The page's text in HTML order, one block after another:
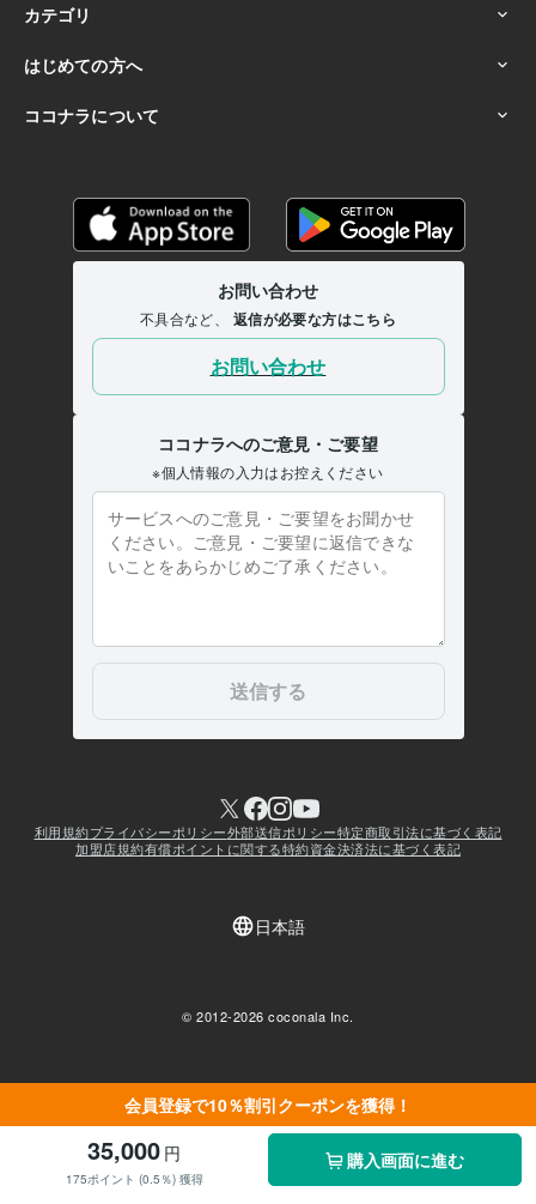
会員登録で10％割引クーポンを獲得！
35,000 円
175ポイント (0.5％) 獲得
購入画面に進む